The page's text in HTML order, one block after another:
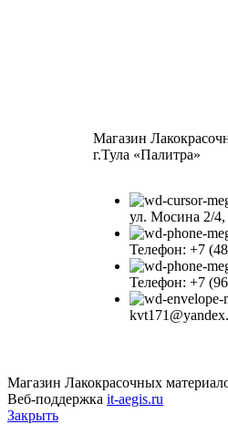
Магазин
г.Тула «Палитра»
ул. Мосина 2/
Телефон: +7
Телефон: +7
Магазин Лакокрасочных
Веб-поддержка it-aegis.ru
Закрыть